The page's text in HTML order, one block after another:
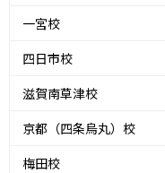
一宮校
四日市校
滋賀南草津校
京都（四条烏丸）校
梅田校